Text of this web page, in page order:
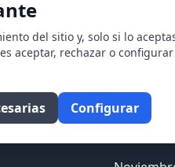
del sitio y, solo si lo
aceptar, rechazar o
Configurar
Marzo
Julio